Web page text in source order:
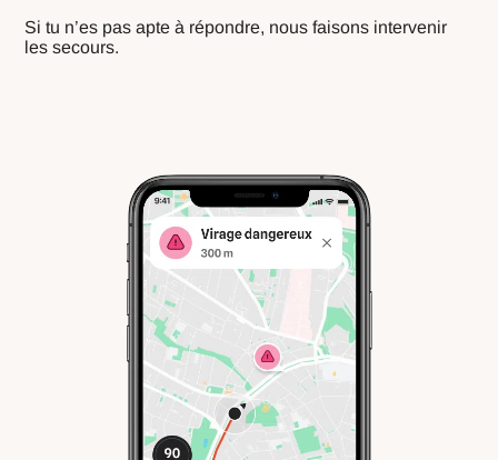
Si tu n’es pas apte à répondre, nous faisons intervenir
les secours.